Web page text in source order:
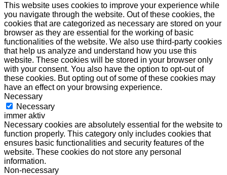
This website uses cookies to improve your experience while
you navigate through the website. Out of these cookies, the
cookies that are categorized as necessary are stored on your
browser as they are essential for the working of basic
functionalities of the website. We also use third-party cookies
that help us analyze and understand how you use this
website. These cookies will be stored in your browser only
with your consent. You also have the option to opt-out of
these cookies. But opting out of some of these cookies may
have an effect on your browsing experience.
Necessary
Necessary
immer aktiv
Necessary cookies are absolutely essential for the website to
function properly. This category only includes cookies that
ensures basic functionalities and security features of the
website. These cookies do not store any personal
information.
Non-necessary